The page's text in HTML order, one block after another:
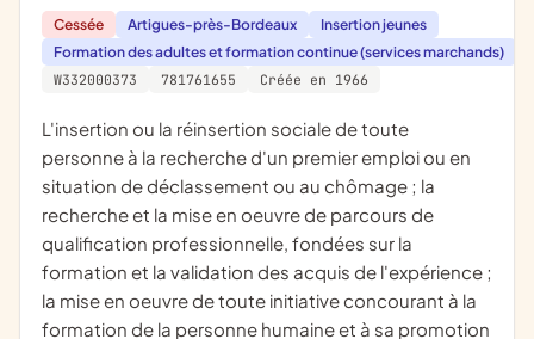
Cessée Artigues-près-Bordeaux
Insertion jeunes
Formation des adultes et formation continue (services marchands)
W332000373
781761655 Créée en 1966
l'insertion ou la réinsertion sociale de toute
personne à la recherche d'un premier emploi ou en
situation de déclassement ou au chômage ; la
recherche et la mise en oeuvre de parcours de
qualification professionnelle, fondées sur la
formation et la validation des acquis de l'expérience ;
la mise en oeuvre de toute initiative concourant à la
formation de la personne humaine et à sa promotion